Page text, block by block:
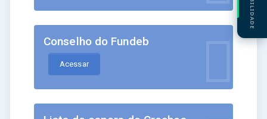
Conselho do Fundeb
Acessar